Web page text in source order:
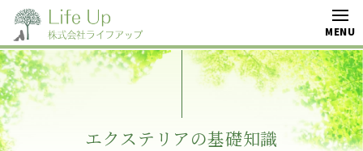
エクステリアの基礎知識